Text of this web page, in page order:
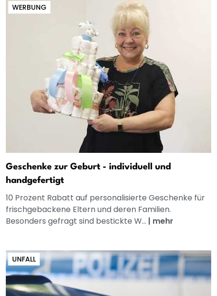
WERBUNG
Geschenke zur Geburt - individuell und
handgefertigt
10 Prozent Rabatt auf personalisierte Geschenke für
frischgebackene Eltern und deren Familien.
Besonders gefragt sind bestickte W... | mehr
UNFALL